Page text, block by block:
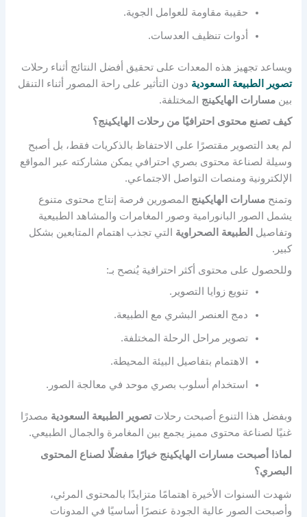
حقيبة مقاومة للعوامل الجوية.
أدوات تنظيف العدسات.
ويساعد تجهيز هذه المعدات على تحقيق أفضل النتائج أثناء رحلات
تصوير الطبيعة السعودية دون التأثير على راحة المصور أثناء التنقل
بينمسارات الهايكينج المختلفة.
كيف تصنع محتوى احترافيًا من رحلات الهايكينج؟
لم يعد التصوير مقتصرًا على الاحتفاظ بالذكريات فقط، بل أصبح
وسيلة لصناعة محتوى بصري احترافي يمكن مشاركته عبر المواقع
الإلكترونية ومنصات التواصل الاجتماعي.
وتمنحمسارات الهايكينج المصورين فرصة إنتاج محتوى متنوع
يشمل الصور البانورامية وصور المغامرات والمشاهد الطبيعية
وتفاصيل
الطبيعة الصحراوية التي تجذب اهتمام المتابعين بشكل
كبير.
وللحصول على محتوى أكثر احترافية يُنصح بـ:
تنويع زوايا التصوير.
دمج العنصر البشري مع الطبيعة.
تصوير مراحل الرحلة المختلفة.
الاهتمام بتفاصيل البيئة المحيطة.
استخدام أسلوب بصري موحد في معالجة الصور.
وبفضل هذا التنوع أصبحت رحلاتتصوير الطبيعة السعودية مصدرًا
غنيًا لصناعة محتوى مميز يجمع بين المغامرة والجمال الطبيعي.
لماذا أصبحت مسارات الهايكينج خيارًا مفضلًا لصناع المحتوى
البصري؟
شهدت السنوات الأخيرة اهتمامًا متزايدًا بالمحتوى المرئي،
وأصبحت الصور عالية الجودة عنصرًا أساسيًا في المدونات